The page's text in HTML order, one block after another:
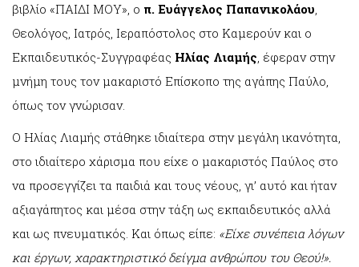
βιβλίο «ΠΑΙΔΙ ΜΟΥ», ο π. Ευάγγελος Παπανικολάου,
Θεολόγος, Ιατρός, Ιεραπόστολος στο Καμερούν και ο
Εκπαιδευτικός-Συγγραφέας Ηλίας Λιαμής, έφεραν στην
μνήμη τους τον μακαριστό Επίσκοπο της αγάπης Παύλο,
όπως τον γνώρισαν.
Ο Ηλίας Λιαμής στάθηκε ιδιαίτερα στην μεγάλη ικανότητα,
στο ιδιαίτερο χάρισμα που είχε ο μακαριστός Παύλος στο
να προσεγγίζει τα παιδιά και τους νέους, γι’ αυτό και ήταν
αξιαγάπητος και μέσα στην τάξη ως εκπαιδευτικός αλλά
και ως πνευματικός. Και όπως είπε: «Είχε συνέπεια λόγων
και έργων, χαρακτηριστικό δείγμα ανθρώπου του Θεού!».